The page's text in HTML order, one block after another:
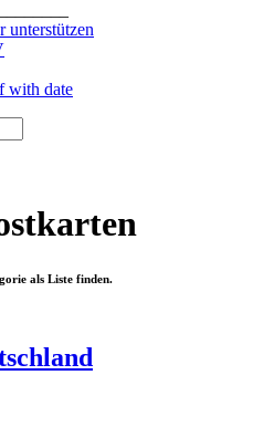
unterstützen
with date
als Liste finden.